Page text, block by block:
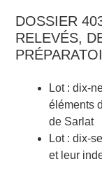
DOSSIER
RELEVÉS,
Lot : dix-
éléments
de Sarlat
Lot : dix-
et leur